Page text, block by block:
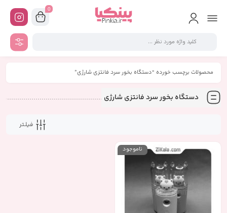
0
محصولات برچسب خورده “دستگاه بخور سرد فانتزی شارژی”
دستگاه بخور سرد فانتزی شارژی
فیلـتر
ناموجود